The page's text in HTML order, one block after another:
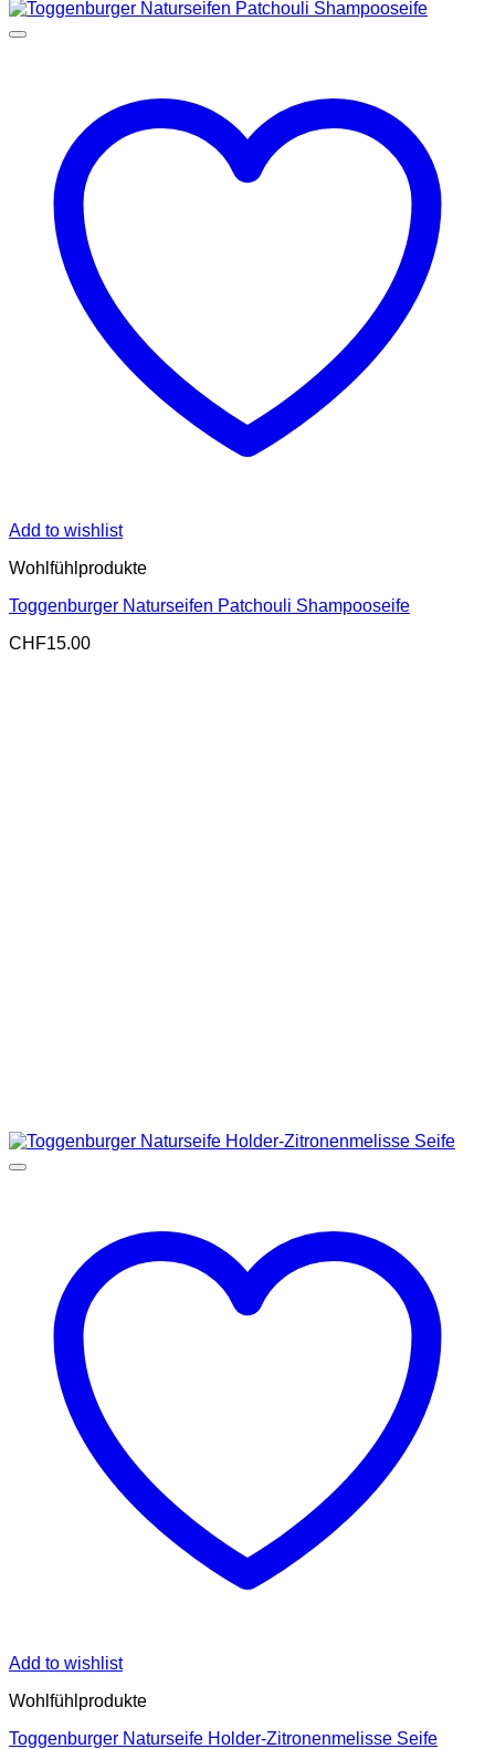
Add to wishlist
Wohlfühlprodukte
Toggenburger Naturseifen Patchouli Shampooseife
CHF15.00
Add to wishlist
Wohlfühlprodukte
Toggenburger Naturseife Holder-Zitronenmelisse Seife